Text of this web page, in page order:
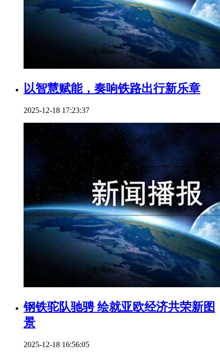
以智慧赋能，奏响铁路出行新乐章
2025-12-18 17:23:37
钢铁驼队驰骋 绘就亚欧经济共荣新图
景
2025-12-18 16:56:05